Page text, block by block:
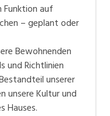
Funktion auf
– geplant oder
Bewohnenden
und Richtlinien
unserer
unsere Kultur und
Hauses.